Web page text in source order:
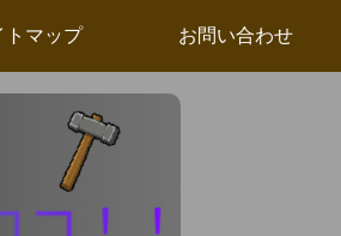
トマップ お問い合わせ